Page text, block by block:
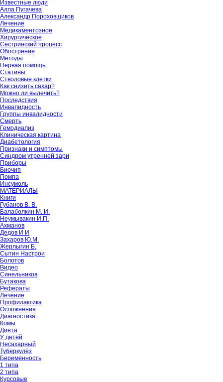
Известные люди
Алла Пугачева
Александр Пороховщиков
Лечение
Медикаментозное
Хирургическое
Сестринский процесс
Обострение
Методы
Первая помощь
Статины
Стволовые клетки
Как снизить сахар?
Можно ли вылечить?
Последствия
Инвалидность
Группы инвалидности
Смерть
Гемодиализ
Клиническая картина
Диабетология
Признаки и симптомы
Синдром утренней зари
Приборы
Биочип
Помпа
Инсумоль
МАТЕРИАЛЫ
Книги
Губанов В. В.
Балаболкин М. И.
Неумывакин И.П.
Ахманов
Дедов И И
Захаров Ю.М.
Жерлыгин Б.
Сытин Настрои
Болотов
Видео
Синельников
Бутакова
Рефераты
Лечение
Профилактика
Осложнения
Диагностика
Комы
Диета
У детей
Несахарный
Туберкулёз
Беременность
1 типа
2 типа
Курсовые